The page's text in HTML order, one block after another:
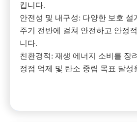
킵니다.
안전성 및 내구성: 다양한 보호 설
주기 전반에 걸쳐 안전하고 안정
니다.
친환경적: 재생 에너지 소비를 장
정점 억제 및 탄소 중립 목표 달성